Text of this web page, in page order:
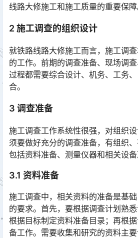
线路大修施工和施工质量的重要保障
2 施工调查的组织设计
就铁路线路大修施工而言，施工调
的工作。前期的调查准备、现场调
过程都需要综合设计、机务、工务
合。
3 调查准备
施工调查工作系统性很强，对组织
须要做好充分的调查准备，有组织、
包括资料准备、测量仪器和相关设备
3.1 资料准备
施工调查中，相关资料的准备是基
的要求。首先，要根据调查计划熟
根据目标制定资料准备目录；再根
备工作。需要收集和研究的资料主要